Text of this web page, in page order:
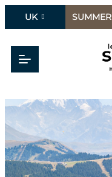
UK SUMMER